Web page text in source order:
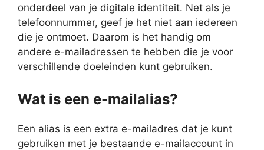
onderdeel van je digitale identiteit. Net als je
telefoonnummer, geef je het niet aan iedereen
die je ontmoet. Daarom is het handig om
andere e-mailadressen te hebben die je voor
verschillende doeleinden kunt gebruiken.
Wat is een e-mailalias?
Een alias is een extra e-mailadres dat je kunt
gebruiken met je bestaande e-mailaccount in